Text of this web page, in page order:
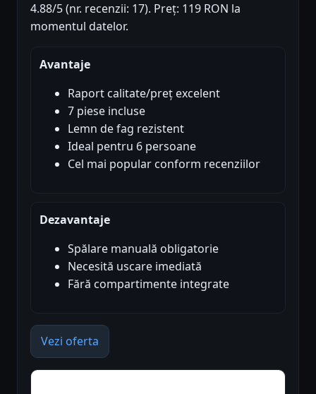
4.88/5 (nr. recenzii: 17). Preț: 119 RON la
momentul datelor.
Avantaje
Raport calitate/preț excelent
7 piese incluse
Lemn de fag rezistent
Ideal pentru 6 persoane
Cel mai popular conform recenziilor
Dezavantaje
Spălare manuală obligatorie
Necesită uscare imediată
Fără compartimente integrate
Vezi oferta